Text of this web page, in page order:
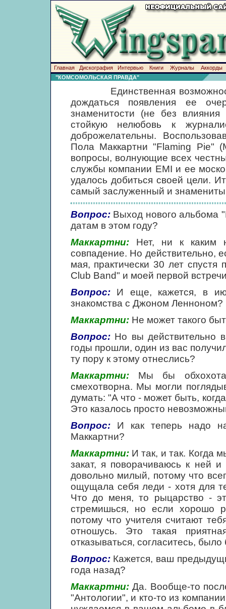
Главная Дискография Интервью Книги Журналы
Аккорды
"КОМСОМОЛЬСКАЯ ПРАВДА"
Единственная возможность
дождаться появления ее
знаменитости (не без
стойкую нелюбовь к
доброжелательны.
Пола Маккартни "Flaming Pie"
вопросы, волнующие всех
службы компании EMI и ее
удалось добиться своей цели.
самый заслуженный и
Вопрос:Выход нового альбома
датам в этом году?
Маккартни:Нет, ни к каким
совпадение. Но действительно,
мая, практически 30 лет
Club Band" и моей первой
Вопрос:И еще, кажется, в
знакомства с Джоном Ленноном?
Маккартни:Не может такого
Вопрос:Но вы действительно
годы прошли, один из вас
ту пору к этому отнеслись?
Маккартни:Мы бы
смехотворна. Мы могли
думать: "А что - может быть,
Это казалось просто
Вопрос:И как теперь надо
Маккартни?
Маккартни:И так, и так. Когда
закат, я поворачиваюсь к ней
довольно милый, потому что
ощущала себя леди - хотя для
Что до меня, то рыцарство -
стремишься, но если хорошо
потому что учителя считают
отношусь. Это такая
отказываться, согласитесь,
Вопрос:Кажется, ваш
года назад?
Маккартни:Да. Вообще-то
"Антологии", и кто-то из